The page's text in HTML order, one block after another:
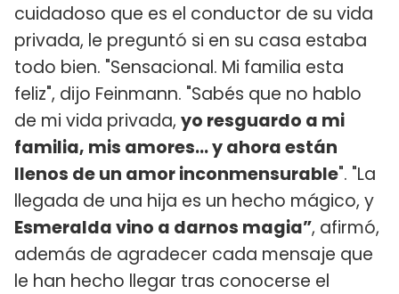
cuidadoso que es el conductor de su vida
privada, le preguntó si en su casa estaba
todo bien. "Sensacional. Mi familia esta
feliz", dijo Feinmann. "Sabés que no hablo
de mi vida privada, yo resguardo a mi
familia, mis amores... y ahora están
llenos de un amor inconmensurable". "La
llegada de una hija es un hecho mágico, y
Esmeralda vino a darnos magia”, afirmó,
además de agradecer cada mensaje que
le han hecho llegar tras conocerse el